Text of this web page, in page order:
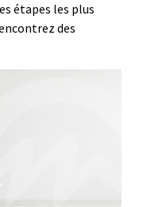
étapes les plus
des